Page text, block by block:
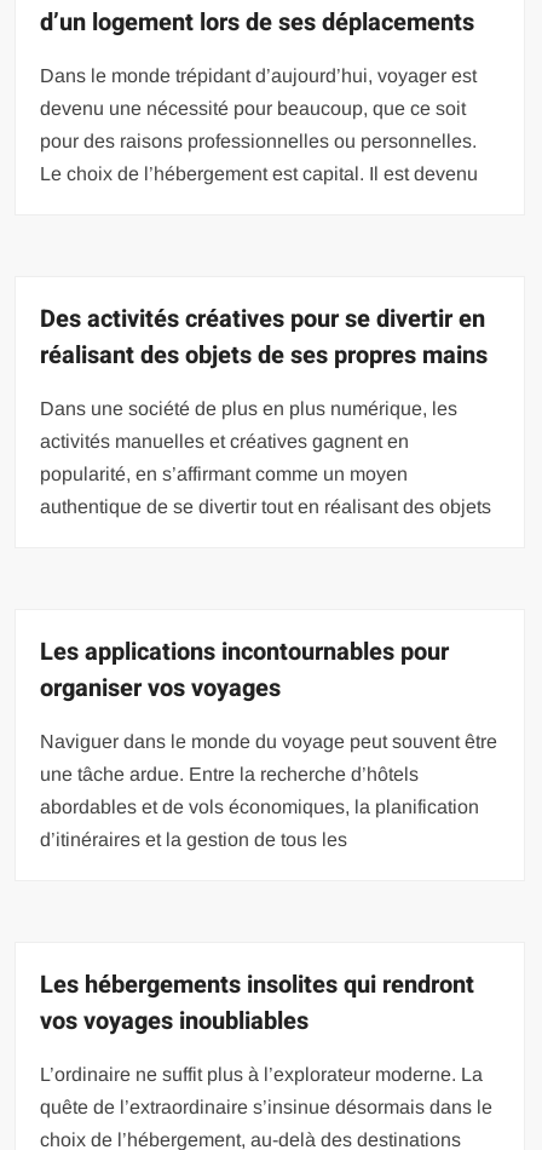
d’un logement lors de ses déplacements
Dans le monde trépidant d’aujourd’hui, voyager est
devenu une nécessité pour beaucoup, que ce soit
pour des raisons professionnelles ou personnelles.
Le choix de l’hébergement est capital. Il est devenu
Des activités créatives pour se divertir en
réalisant des objets de ses propres mains
Dans une société de plus en plus numérique, les
activités manuelles et créatives gagnent en
popularité, en s’affirmant comme un moyen
authentique de se divertir tout en réalisant des objets
Les applications incontournables pour
organiser vos voyages
Naviguer dans le monde du voyage peut souvent être
une tâche ardue. Entre la recherche d’hôtels
abordables et de vols économiques, la planification
d’itinéraires et la gestion de tous les
Les hébergements insolites qui rendront
vos voyages inoubliables
L’ordinaire ne suffit plus à l’explorateur moderne. La
quête de l’extraordinaire s’insinue désormais dans le
choix de l’hébergement, au-delà des destinations